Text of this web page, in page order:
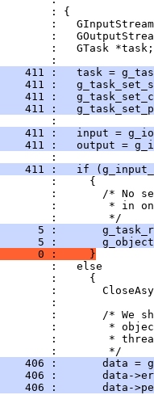
: {
:
:
:   GTask *task;
:
411 :   task =
411 :
411 :
411 :
:
411 :   input =
411 :   output =
:
411 :   if
:     {
:       /* No
:        * in
:        */
5 :
5 :
0 :     }
:   else
:     {
:
:
:       /* We
:        *
:        *
:        */
406 :       data =
406 :       data-
406 :       data-